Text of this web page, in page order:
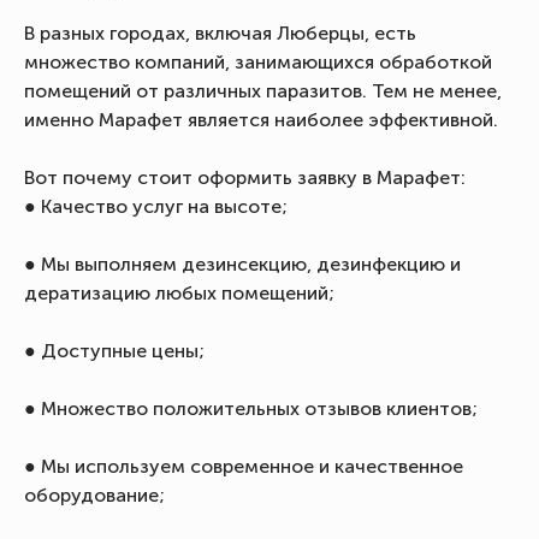
В разных городах, включая Люберцы, есть
множество компаний, занимающихся обработкой
помещений от различных паразитов. Тем не менее,
именно Марафет является наиболее эффективной.
Вот почему стоит оформить заявку в Марафет:
● Качество услуг на высоте;
● Мы выполняем дезинсекцию, дезинфекцию и
дератизацию любых помещений;
● Доступные цены;
● Множество положительных отзывов клиентов;
● Мы используем современное и качественное
оборудование;